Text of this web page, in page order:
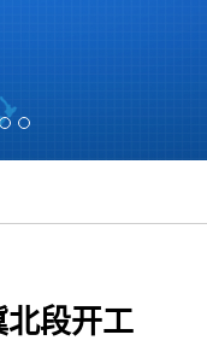
段开工